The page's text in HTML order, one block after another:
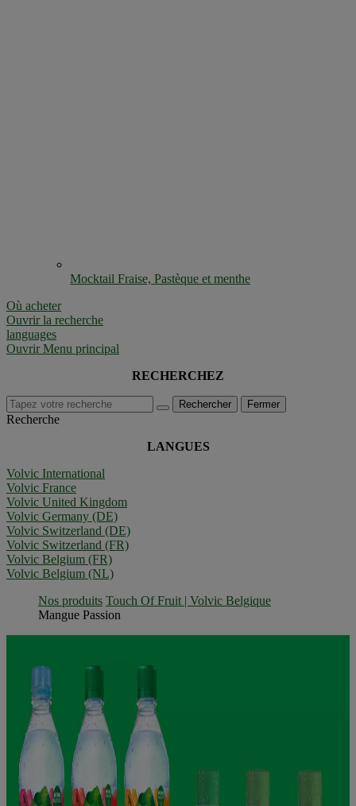
Mocktail Fraise, Pastèque et menthe
Où acheter
Ouvrir la recherche
languages
Ouvrir Menu principal
RECHERCHEZ
Rechercher Fermer
Recherche
LANGUES
Volvic International
Volvic France
Volvic United Kingdom
Volvic Germany (DE)
Volvic Switzerland (DE)
Volvic Switzerland (FR)
Volvic Belgium (FR)
Volvic Belgium (NL)
Nos produits Touch Of Fruit | Volvic Belgique
Mangue Passion